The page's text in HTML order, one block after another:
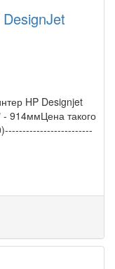
HP Designjet
914ммЦена такого